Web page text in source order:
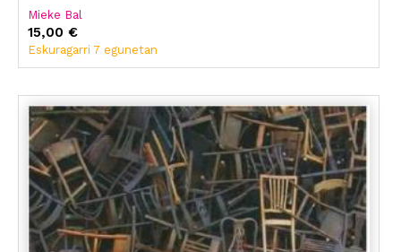
Mieke Bal
15,00 €
Eskuragarri 7 egunetan